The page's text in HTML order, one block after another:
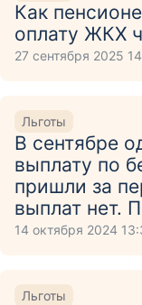
Как
оплату ЖКХ
27 сентября 2025
Льготы
В сентябре
выплату по
пришли за
выплат нет.
14 октября 2024
Льготы